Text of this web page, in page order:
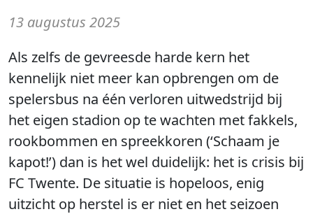
13 augustus 2025
Als zelfs de gevreesde harde kern het
kennelijk niet meer kan opbrengen om de
spelersbus na één verloren uitwedstrijd bij
het eigen stadion op te wachten met fakkels,
rookbommen en spreekkoren (‘Schaam je
kapot!’) dan is het wel duidelijk: het is crisis bij
FC Twente. De situatie is hopeloos, enig
uitzicht op herstel is er niet en het seizoen